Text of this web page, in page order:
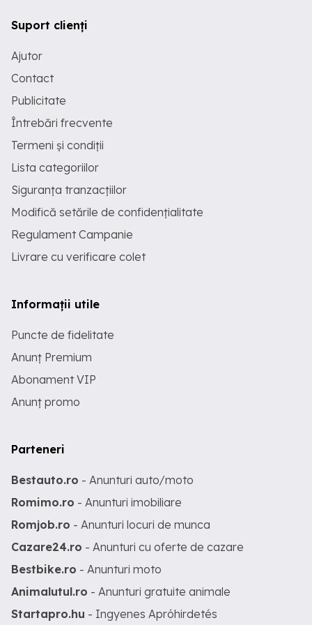
Suport clienți
Ajutor
Contact
Publicitate
Întrebări frecvente
Termeni și condiții
Lista categoriilor
Siguranța tranzacțiilor
Modifică setările de confidențialitate
Regulament Campanie
Livrare cu verificare colet
Informații utile
Puncte de fidelitate
Anunț Premium
Abonament VIP
Anunț promo
Parteneri
Bestauto.ro - Anunturi auto/moto
Romimo.ro - Anunturi imobiliare
Romjob.ro - Anunturi locuri de munca
Cazare24.ro - Anunturi cu oferte de cazare
Bestbike.ro - Anunturi moto
Animalutul.ro - Anunturi gratuite animale
Startapro.hu - Ingyenes Apróhirdetés